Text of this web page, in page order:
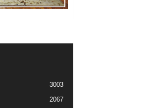
3003
2067